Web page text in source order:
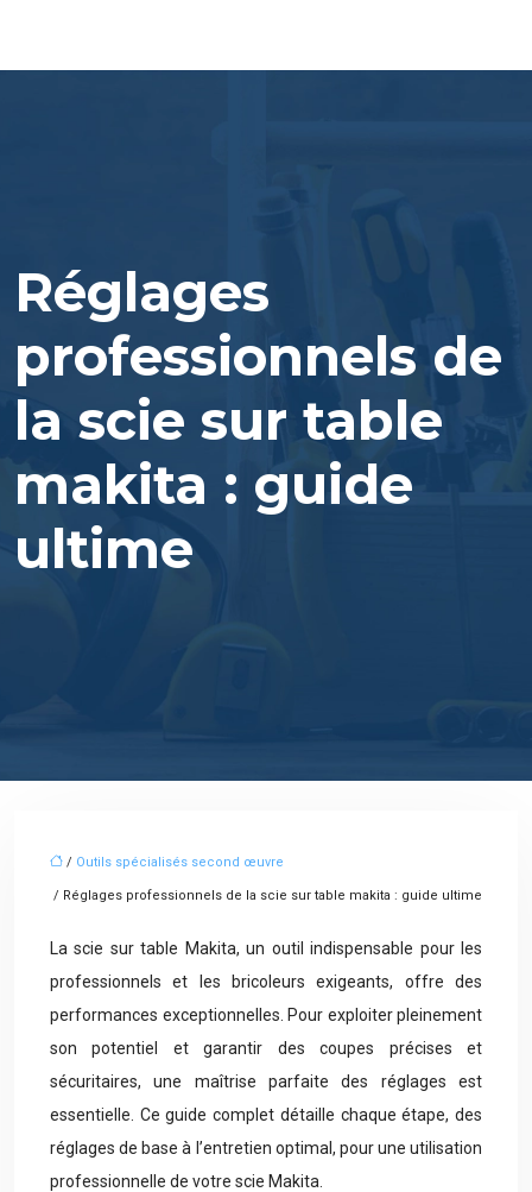
Réglages
professionnels de
la scie sur table
makita : guide
ultime
/ Outils spécialisés second œuvre
/ Réglages professionnels de la scie sur table makita : guide ultime
La scie sur table Makita, un outil indispensable pour les
professionnels et les bricoleurs exigeants, offre des
performances exceptionnelles. Pour exploiter pleinement
son potentiel et garantir des coupes précises et
sécuritaires, une maîtrise parfaite des réglages est
essentielle. Ce guide complet détaille chaque étape, des
réglages de base à l’entretien optimal, pour une utilisation
professionnelle de votre scie Makita.